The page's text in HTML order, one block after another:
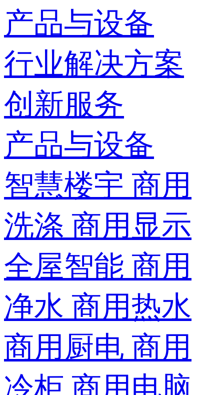
产品与设备
行业解决方案
创新服务
产品与设备
智慧楼宇 商用
洗涤 商用显示
全屋智能 商用
净水 商用热水
商用厨电 商用
冷柜 商用电脑